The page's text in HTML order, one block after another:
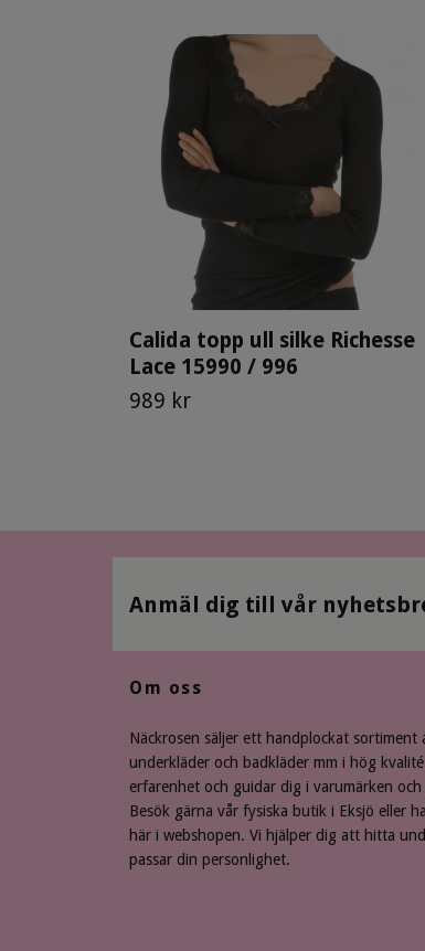
Calida topp ull silke Richesse
Lace 15990 / 996
989 kr
Anmäl dig till vår
Om oss
Näckrosen säljer ett handplockat sortiment
underkläder och badkläder mm i hög
erfarenhet och guidar dig i varumärken och
Besök gärna vår fysiska butik i Eksjö eller
här i webshopen. Vi hjälper dig att hitta
passar din personlighet.